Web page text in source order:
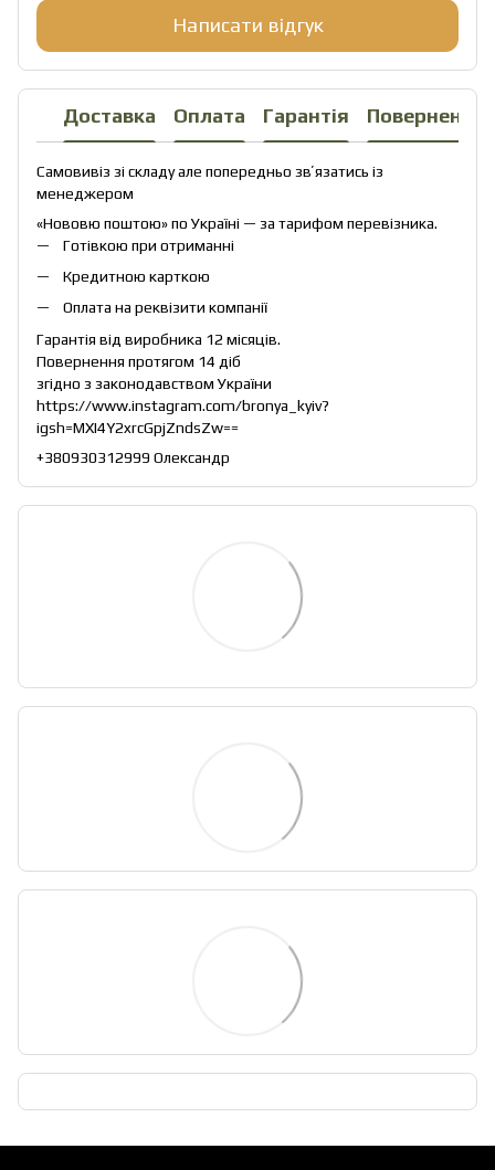
Написати відгук
Доставка Оплата Гарантія Повернення
Самовивіз зі складу але попередньо звʼязатись із
менеджером
«Нововю поштою» по Україні — за тарифом перевізника.
Готівкою при отриманні
Кредитною карткою
Оплата на реквізити компанії
Гарантія від виробника 12 місяців.
Повернення протягом 14 діб
згідно з законодавством України
https://www.instagram.com/bronya_kyiv?
igsh=MXI4Y2xrcGpjZndsZw==
+380930312999 Олександр